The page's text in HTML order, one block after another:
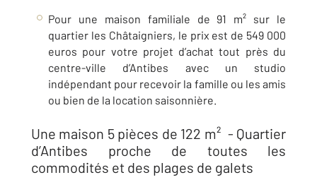
Pour une maison familiale de 91 m² sur le
quartier les Châtaigniers, le prix est de 549 000
euros pour votre projet d’achat tout près du
centre-ville d’Antibes avec un studio
indépendant pour recevoir la famille ou les amis
ou bien de la location saisonnière.
Une maison 5 pièces de 122 m² ​ - Quartier
d’Antibes proche de toutes les
commodités et des plages de galets